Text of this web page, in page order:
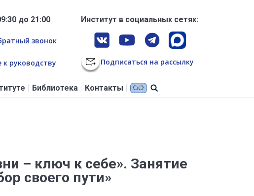
до 21:00
звонок
руководству
Институт в социальных сетях:
Подписаться на рассылку
Библиотека Контакты
– ключ к себе». Занятие
своего пути»